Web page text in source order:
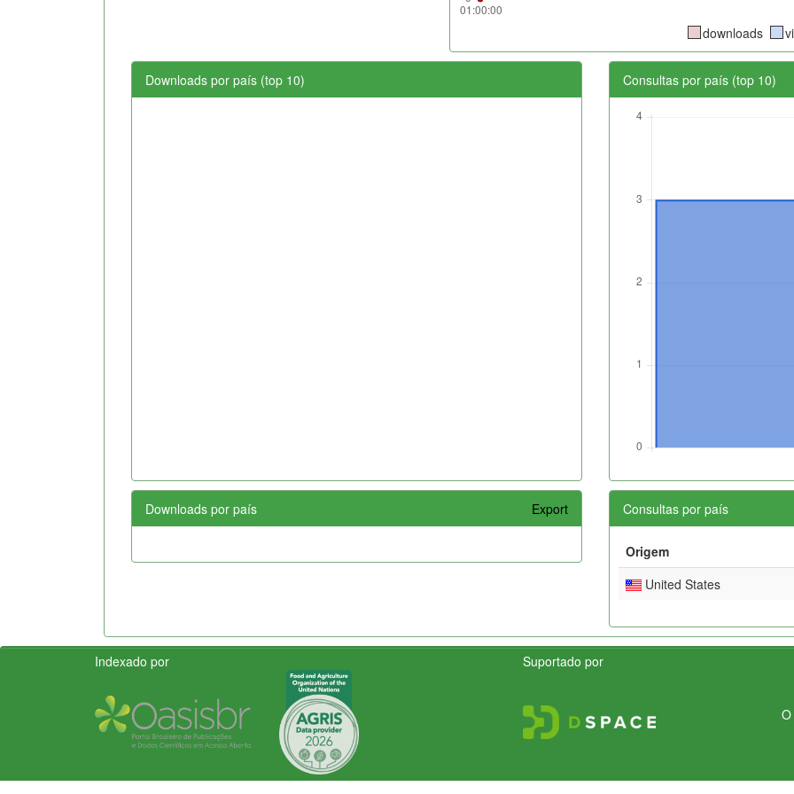
downloads
Downloads por país (top 10) Consultas por país (top 10)
Downloads por país Export Consultas por país
Origem
United States
Indexado por Suportado por